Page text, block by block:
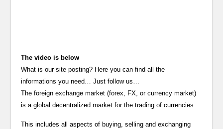
The video is below
What is our site posting? Here you can find all the
informations you need… Just follow us…
The foreign exchange market (forex, FX, or currency market)
is a global decentralized market for the trading of currencies.
This includes all aspects of buying, selling and exchanging